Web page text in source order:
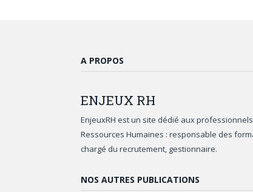
A PROPOS
ENJEUX RH
EnjeuxRH est un site dédié aux
Ressources Humaines : responsable des
chargé du recrutement, gestionnaire.
NOS AUTRES PUBLICATIONS